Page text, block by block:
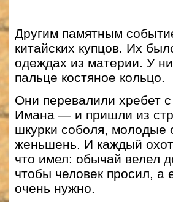
Другим памятным
китайских купцов. Их
одеждах из материи. У
пальце костяное кольцо.
Они перевалили хребет
Имана — и пришли из
шкурки соболя, молодые
женьшень. И каждый
что имел: обычай велел
чтобы человек просил, а
очень нужно.